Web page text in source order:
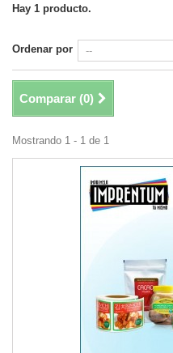
Hay 1 producto.
Ordenar por
Comparar (0)
Mostrando 1 - 1 de 1